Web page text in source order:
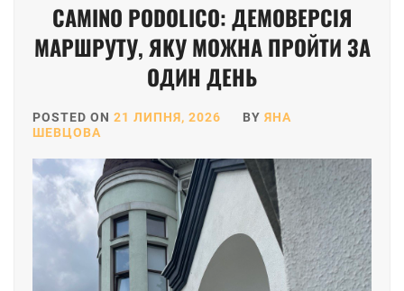
CAMINO PODOLICO: ДЕМОВЕРСІЯ
МАРШРУТУ, ЯКУ МОЖНА ПРОЙТИ ЗА
ОДИН ДЕНЬ
POSTED ON 21 ЛИПНЯ, 2026 BY ЯНА
ШЕВЦОВА